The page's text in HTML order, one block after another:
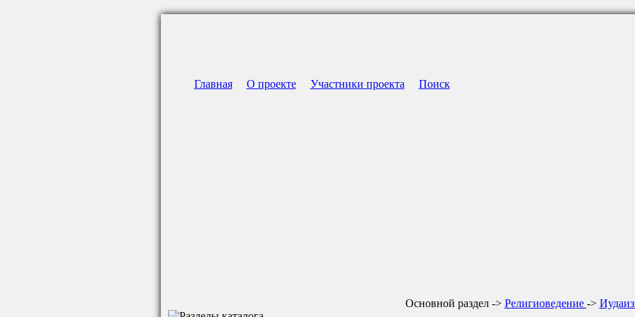
Главная О проекте Участники проекта Поиск
Основной раздел -> Религиоведение ->